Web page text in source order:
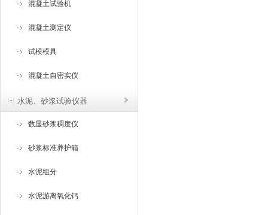
混凝土试验机
混凝土测定仪
试模模具
混凝土自密实仪
水泥、砂浆试验仪器
数显砂浆稠度仪
砂浆标准养护箱
水泥组分
水泥游离氧化钙